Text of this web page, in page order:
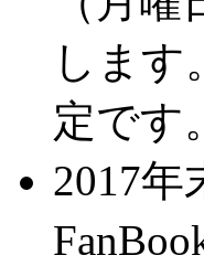
します
定です。
2017